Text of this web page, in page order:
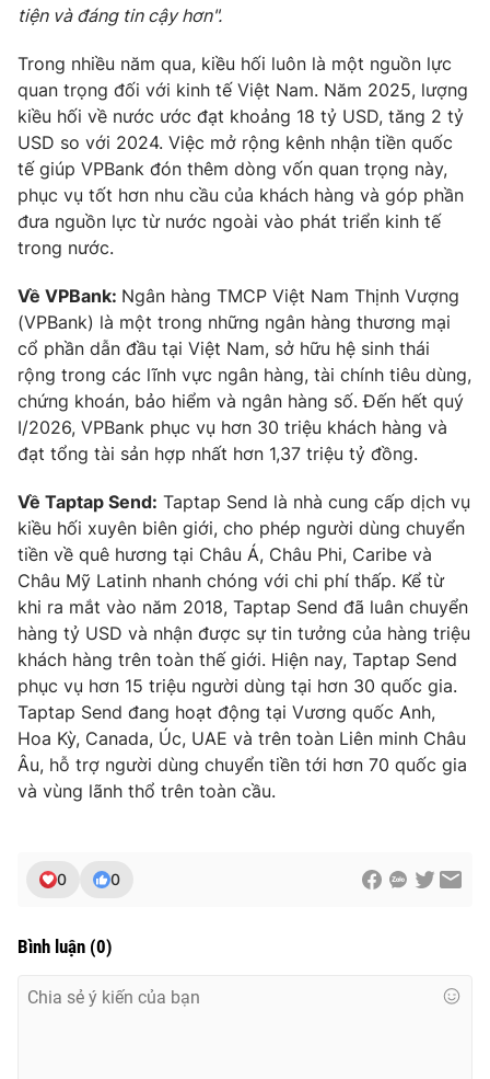
tiện và đáng tin cậy hơn".
Trong nhiều năm qua, kiều hối luôn là một nguồn lực
quan trọng đối với kinh tế Việt Nam. Năm 2025, lượng
kiều hối về nước ước đạt khoảng 18 tỷ USD, tăng 2 tỷ
USD so với 2024. Việc mở rộng kênh nhận tiền quốc
tế giúp VPBank đón thêm dòng vốn quan trọng này,
phục vụ tốt hơn nhu cầu của khách hàng và góp phần
đưa nguồn lực từ nước ngoài vào phát triển kinh tế
trong nước.
Về VPBank: Ngân hàng TMCP Việt Nam Thịnh Vượng
(VPBank) là một trong những ngân hàng thương mại
cổ phần dẫn đầu tại Việt Nam, sở hữu hệ sinh thái
rộng trong các lĩnh vực ngân hàng, tài chính tiêu dùng,
chứng khoán, bảo hiểm và ngân hàng số. Đến hết quý
I/2026, VPBank phục vụ hơn 30 triệu khách hàng và
đạt tổng tài sản hợp nhất hơn 1,37 triệu tỷ đồng.
Về Taptap Send: Taptap Send là nhà cung cấp dịch vụ
kiều hối xuyên biên giới, cho phép người dùng chuyển
tiền về quê hương tại Châu Á, Châu Phi, Caribe và
Châu Mỹ Latinh nhanh chóng với chi phí thấp. Kể từ
khi ra mắt vào năm 2018, Taptap Send đã luân chuyển
hàng tỷ USD và nhận được sự tin tưởng của hàng triệu
khách hàng trên toàn thế giới. Hiện nay, Taptap Send
phục vụ hơn 15 triệu người dùng tại hơn 30 quốc gia.
Taptap Send đang hoạt động tại Vương quốc Anh,
Hoa Kỳ, Canada, Úc, UAE và trên toàn Liên minh Châu
Âu, hỗ trợ người dùng chuyển tiền tới hơn 70 quốc gia
và vùng lãnh thổ trên toàn cầu.
0 0
Bình luận (0)